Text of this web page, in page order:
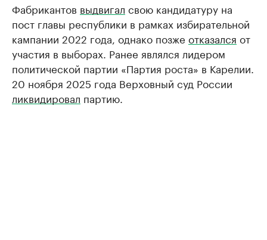
Фабрикантов выдвигал свою кандидатуру на
пост главы республики в рамках избирательной
кампании 2022 года, однако позже отказался от
участия в выборах. Ранее являлся лидером
политической партии «Партия роста» в Карелии.
20 ноября 2025 года Верховный суд России
ликвидировал партию.